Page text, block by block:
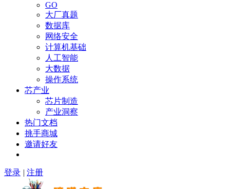
GO
大厂真题
数据库
网络安全
计算机基础
人工智能
大数据
操作系统
芯产业
芯片制造
产业洞察
热门文档
挑手商城
邀请好友
登录 | 注册